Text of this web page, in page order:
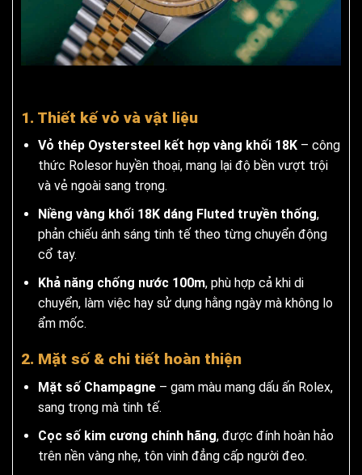
1. Thiết kế vỏ và vật liệu
Vỏ thép Oystersteel kết hợp vàng khối 18K– công
thức Rolesor huyền thoại, mang lại độ bền vượt trội
và vẻ ngoài sang trọng.
Niềng vàng khối 18K dáng Fluted truyền thống,
phản chiếu ánh sáng tinh tế theo từng chuyển động
cổ tay.
Khả năng chống nước 100m, phù hợp cả khi di
chuyển, làm việc hay sử dụng hằng ngày mà không lo
ẩm mốc.
2. Mặt số & chi tiết hoàn thiện
Mặt số Champagne– gam màu mang dấu ấn Rolex,
sang trọng mà tinh tế.
Cọc số kim cương chính hãng, được đính hoàn hảo
trên nền vàng nhẹ, tôn vinh đẳng cấp người đeo.